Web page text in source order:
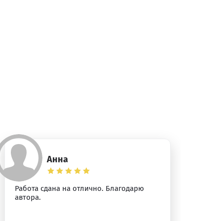
Анна
Работа сдана на отлично. Благодарю
автора.